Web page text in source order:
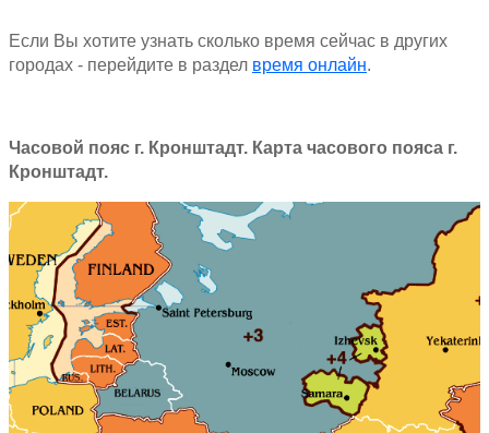
Если Вы хотите узнать сколько время сейчас в других
городах - перейдите в раздел время онлайн.
Часовой пояс г. Кронштадт. Карта часового пояса г.
Кронштадт.